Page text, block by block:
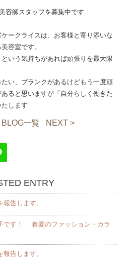
容師スタッフを募集中です
ークライスは、お客様と寄り添いな
容室です。
という気持ちがあれば頑張りを最大限
い、ブランクがあるけどもう一度頑
ると思いますが「自分らしく働きた
します
BLOG一覧 NEXT >
ENTRY
告します。
です！ 春夏のファッション・カラ
告します。